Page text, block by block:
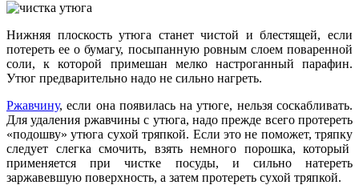
Нижняя плоскость утюга станет чистой и блестящей, если
потереть ее о бумагу, посыпанную ровным слоем поваренной
соли, к которой примешан мелко настроганный парафин.
Утюг предварительно надо не сильно нагреть.
Ржавчину, если она появилась на утюге, нельзя соскабливать.
Для удаления ржавчины с утюга, надо прежде всего протереть
«подошву» утюга сухой тряпкой. Если это не поможет, тряпку
следует слегка смочить, взять немного порошка, который
применяется при чистке посуды, и сильно натереть
заржавевшую поверхность, а затем протереть сухой тряпкой.